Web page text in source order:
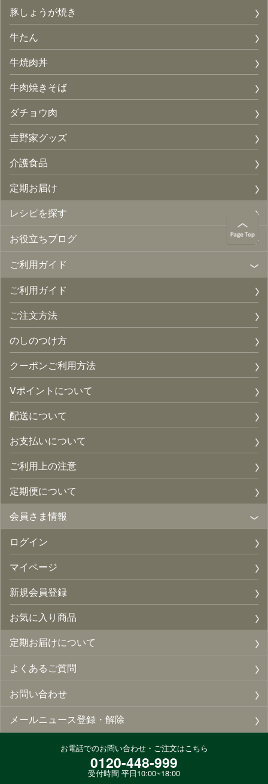
豚しょうが焼き
牛たん
牛焼肉丼
牛肉焼きそば
ダチョウ肉
吉野家グッズ
介護食品
定期お届け
レシピを探す
お役立ちブログ
ご利用ガイド
ご利用ガイド
ご注文方法
のしのつけ方
クーポンご利用方法
Vポイントについて
配送について
お支払いについて
ご利用上の注意
定期便について
会員さま情報
ログイン
マイページ
新規会員登録
お気に入り商品
定期お届けについて
よくあるご質問
お問い合わせ
メールニュース登録・解除
お電話でのお問い合わせ・ご注文はこちら
0120-448-999
受付時間 平日10:00~18:00